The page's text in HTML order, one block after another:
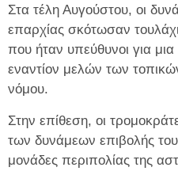
Στα τέλη Αυγούστου, οι
επαρχίας σκότωσαν
που ήταν υπεύθυνοι για
εναντίον μελών των
νόμου.
Στην επίθεση, οι
των δυνάμεων επιβολής
μονάδες περιπολίας της